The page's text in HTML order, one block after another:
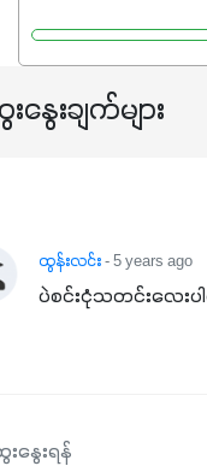
နွေးချက်များ
ထွန်းလင်း- 5 years ago
ပဲစင်းငုံသတင်းလေးပ
နွေးရန်